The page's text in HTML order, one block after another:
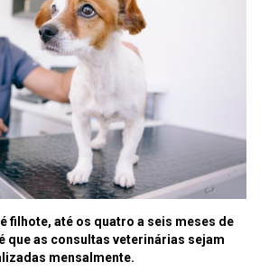
filhote, até os quatro a seis meses de
que as consultas veterinárias sejam
mensalmente.